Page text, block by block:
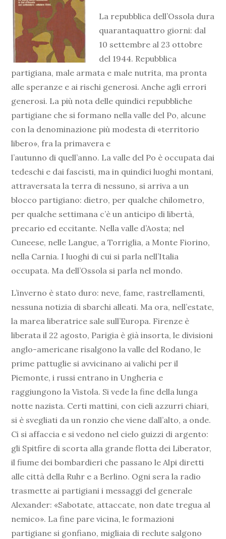
La repubblica dell’Ossola dura
quarantaquattro giorni: dal
10 settembre al 23 ottobre
del 1944. Repubblica
partigiana, male armata e male nutrita, ma pronta
alle speranze e ai rischi generosi. Anche agli errori
generosi. La più nota delle quindici repubbliche
partigiane che si formano nella valle del Po, alcune
con la denominazione più modesta di «territorio
libero», fra la primavera e
l’autunno di quell’anno. La valle del Po è occupata dai
tedeschi e dai fascisti, ma in quindici luoghi montani,
attraversata la terra di nessuno, si arriva a un
blocco partigiano: dietro, per qualche chilometro,
per qualche settimana c’è un anticipo di libertà,
precario ed eccitante. Nella valle d’Aosta; nel
Cuneese, nelle Langue, a Torriglia, a Monte Fiorino,
nella Carnia. I luoghi di cui si parla nell’Italia
occupata. Ma dell’Ossola si parla nel mondo.
L’inverno è stato duro: neve, fame, rastrellamenti,
nessuna notizia di sbarchi alleati. Ma ora, nell’estate,
la marea liberatrice sale sull’Europa. Firenze è
liberata il 22 agosto, Parigia è già insorta, le divisioni
anglo-americane risalgono la valle del Rodano, le
prime pattuglie si avvicinano ai valichi per il
Piemonte, i russi entrano in Ungheria e
raggiungono la Vistola. Si vede la fine della lunga
notte nazista. Certi mattini, con cieli azzurri chiari,
si è svegliati da un ronzio che viene dall’alto, a onde.
Ci si affaccia e si vedono nel cielo guizzi di argento:
gli Spitfire di scorta alla grande flotta dei Liberator,
il fiume dei bombardieri che passano le Alpi diretti
alle città della Ruhr e a Berlino. Ogni sera la radio
trasmette ai partigiani i messaggi del generale
Alexander: «Sabotate, attaccate, non date tregua al
nemico». La fine pare vicina, le formazioni
partigiane si gonfiano, migliaia di reclute salgono